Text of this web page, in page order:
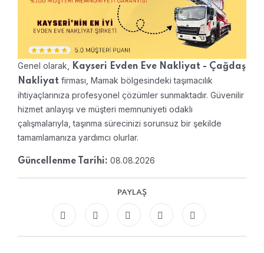
Genel olarak,
Kayseri Evden Eve Nakliyat - Çağdaş
Nakliyat firması, Mamak bölgesindeki taşımacılık
ihtiyaçlarınıza profesyonel çözümler sunmaktadır. Güvenilir
hizmet anlayışı ve müşteri memnuniyeti odaklı
çalışmalarıyla, taşınma sürecinizi sorunsuz bir şekilde
tamamlamanıza yardımcı olurlar.
Güncellenme Tarihi: 08.08.2026
PAYLAŞ